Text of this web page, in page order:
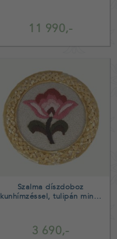
11 990,-
3 690,-
Szalma díszdoboz
kunhímzéssel, tulipán minta